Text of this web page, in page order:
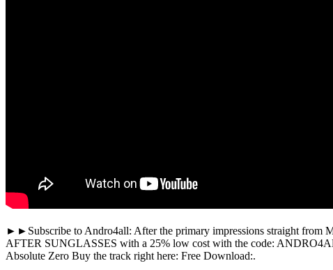
►►Subscribe to Andro4all: After the primary impressions straight
AFTER SUNGLASSES with a 25% low cost with the code:
Absolute Zero Buy the track right here: Free Download:.